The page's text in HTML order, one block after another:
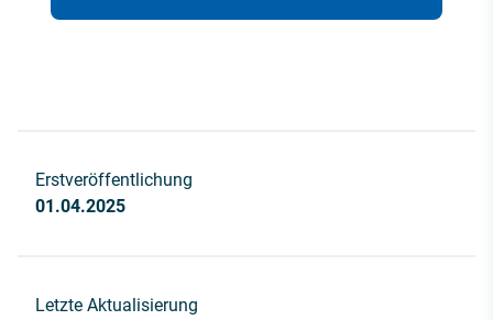
Erstveröffentlichung
01.04.2025
Letzte Aktualisierung